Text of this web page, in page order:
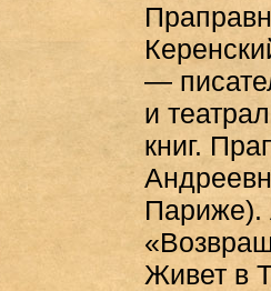
—
и
книг.
Париже).
Живет в